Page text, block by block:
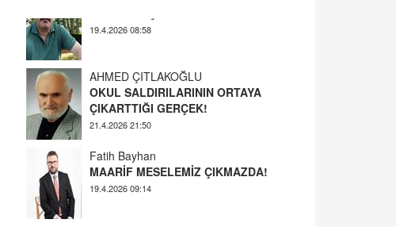
AHMED ÇITLAKOĞLU
21.4.2026 21:50
Fatih Bayhan
MAARİF MESELEMİZ ÇIKMAZDA!
YUSUF YAVUZYILMAZ